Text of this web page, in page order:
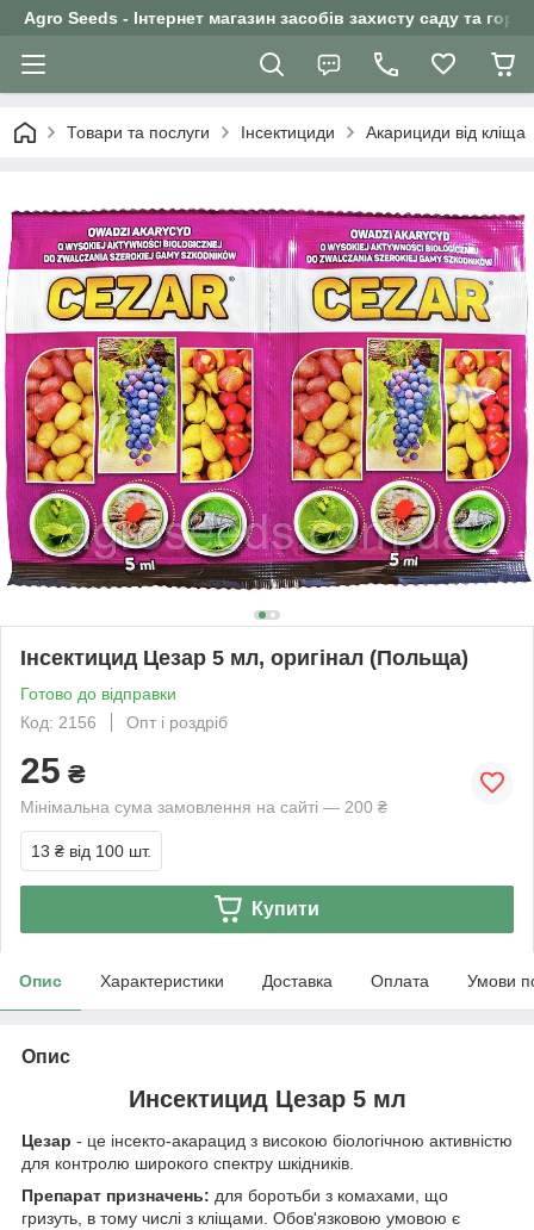
Agro Seeds - Інтернет магазин засобів захисту саду та
Товари та послуги Інсектициди Акарициди від кліща
Інсектицид Цезар 5 мл, оригінал (Польща)
Готово до відправки
Код: 2156
Опт і роздріб
25 ₴
Мінімальна сума замовлення на сайті — 200 ₴
13 ₴ від 100 шт.
Купити
Опис Характеристики Доставка Оплата Умови
Опис
Инсектицид Цезар 5 мл
Цезар - це інсекто-акарацид з високою біологічною активністю
для контролю широкого спектру шкідників.
Препарат призначень: для боротьби з комахами, що
гризуть, в тому числі з кліщами. Обов'язковою умовою є